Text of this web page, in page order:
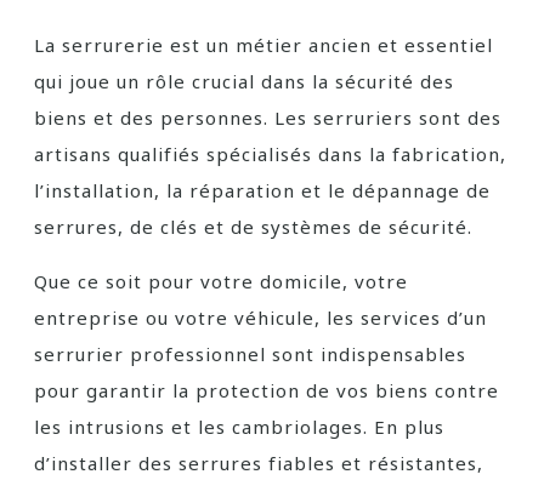
La serrurerie est un métier ancien et essentiel
qui joue un rôle crucial dans la sécurité des
biens et des personnes. Les serruriers sont des
artisans qualifiés spécialisés dans la fabrication,
l’installation, la réparation et le dépannage de
serrures, de clés et de systèmes de sécurité.
Que ce soit pour votre domicile, votre
entreprise ou votre véhicule, les services d’un
serrurier professionnel sont indispensables
pour garantir la protection de vos biens contre
les intrusions et les cambriolages. En plus
d’installer des serrures fiables et résistantes,